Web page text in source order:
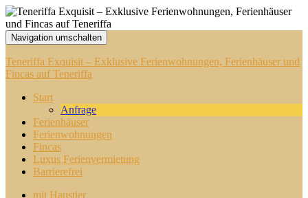
Navigation umschalten
Teneriffa Exquisit – Exklusive Ferienwohnungen, Ferienhäuser und
Fincas auf Teneriffa
Start
Anfrage
Ferienhäuser
Ferienwohnungen
Fincas
Luxus Ferienvermietung
Barrierefrei
mit Haustier